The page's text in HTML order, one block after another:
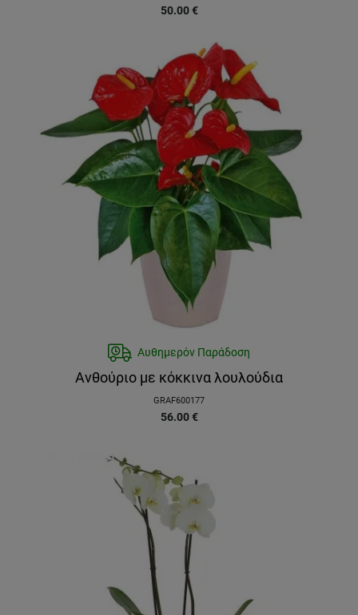
50.00 €
Αυθημερόν Παράδοση
Ανθούριο με κόκκινα λουλούδια
GRAF600177
56.00 €